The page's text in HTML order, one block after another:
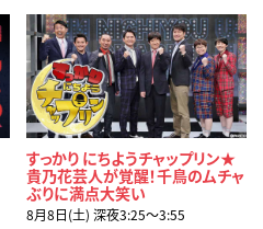
すっかり にちようチャップリン★
貴乃花芸人が覚醒！千鳥のムチャ
ぶりに満点大笑い
8月8日(土) 深夜3:25〜3:55